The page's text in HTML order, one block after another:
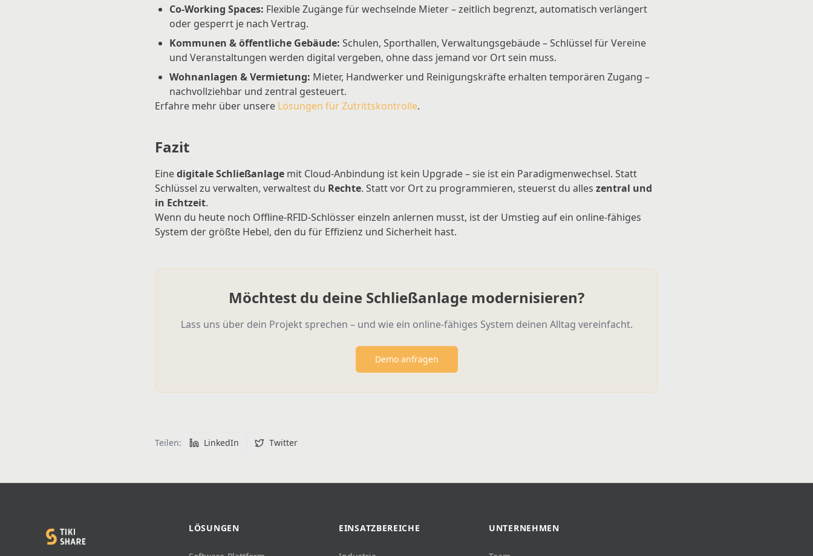
Co-Working Spaces: Flexible Zugänge für wechselnde Mieter – zeitlich begrenzt, automatisch verlängert
oder gesperrt je nach Vertrag.
Kommunen & öffentliche Gebäude: Schulen, Sporthallen, Verwaltungsgebäude – Schlüssel für Vereine
und Veranstaltungen werden digital vergeben, ohne dass jemand vor Ort sein muss.
Wohnanlagen & Vermietung: Mieter, Handwerker und Reinigungskräfte erhalten temporären Zugang –
nachvollziehbar und zentral gesteuert.
Erfahre mehr über unsere Lösungen für Zutrittskontrolle.
Fazit
Einedigitale Schließanlage mit Cloud-Anbindung ist kein Upgrade – sie ist ein Paradigmenwechsel. Statt
Schlüssel zu verwalten, verwaltest du Rechte. Statt vor Ort zu programmieren, steuerst du alles zentral und
in Echtzeit.
Wenn du heute noch Offline-RFID-Schlösser einzeln anlernen musst, ist der Umstieg auf ein online-fähiges
System der größte Hebel, den du für Effizienz und Sicherheit hast.
Möchtest du deine Schließanlage modernisieren?
Lass uns über dein Projekt sprechen – und wie ein online-fähiges System deinen Alltag vereinfacht.
Demo anfragen
Teilen: LinkedIn Twitter
LÖSUNGEN EINSATZBEREICHE UNTERNEHMEN